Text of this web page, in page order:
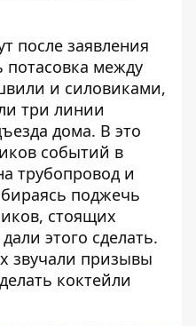
после заявления
потасовка между
и силовиками,
три линии
дома. В это
событий в
трубопровод и
поджечь
стоящих
этого сделать.
звучали призывы
коктейли